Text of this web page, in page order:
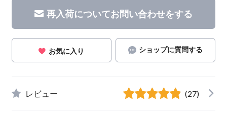
再入荷についてお問い合わせをする
お気に入り ショップに質問する
レビュー (27)